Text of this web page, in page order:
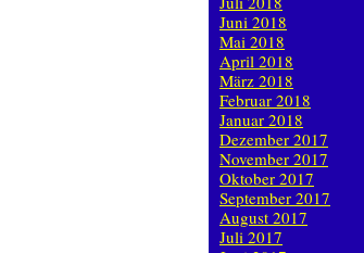
Juni 2018
Mai 2018
April 2018
März 2018
Februar 2018
Januar 2018
Dezember 2017
November 2017
Oktober 2017
September 2017
August 2017
Juli 2017